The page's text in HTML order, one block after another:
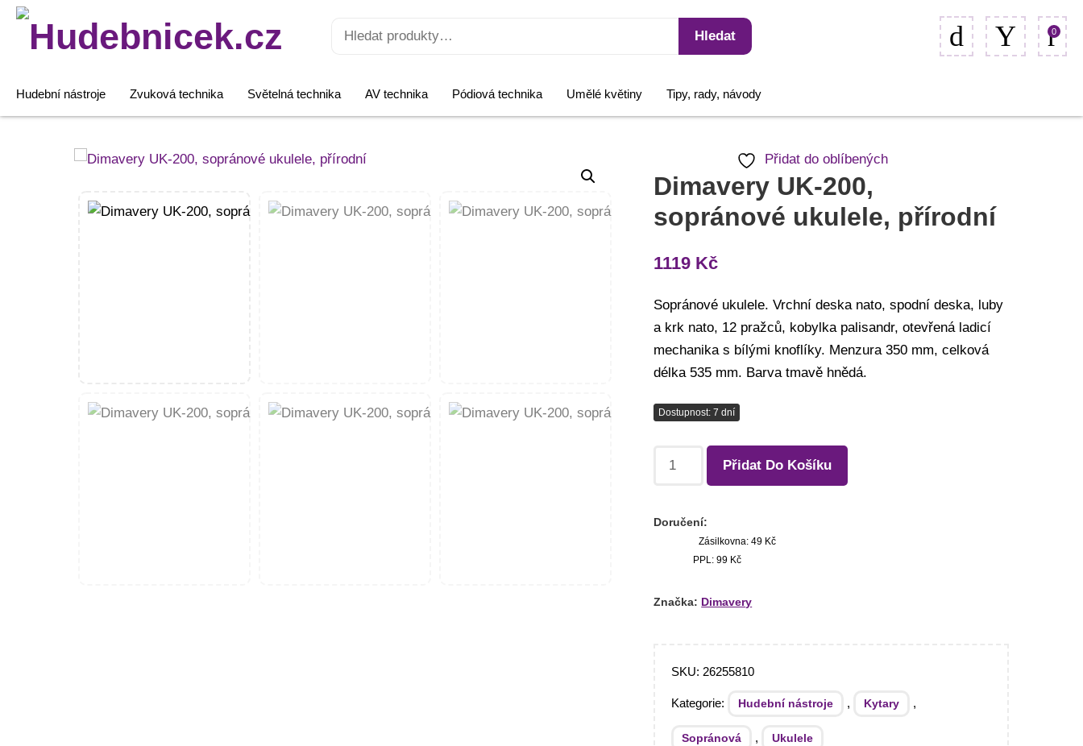
Hledat:
Hledat 0
Hudební nástroje Zvuková technika Světelná technika AV technika Pódiová technika Umělé květiny Tipy, rady, návody
Přidat do oblíbených
Dimavery UK-200,
sopránové ukulele, přírodní
1119 Kč
Sopránové ukulele. Vrchní deska nato, spodní deska, luby
a krk nato, 12 pražců, kobylka palisandr, otevřená ladicí
mechanika s bílými knoflíky. Menzura 350 mm, celková
délka 535 mm. Barva tmavě hnědá.
Dostupnost: 7 dní
Dimavery
200,
Přidat Do Košíku
Doručení:
Zásilkovna: 49 Kč
PPL: 99 Kč
Značka: Dimavery
SKU: 26255810
Kategorie: Hudební nástroje , Kytary ,
Sopránová , Ukulele